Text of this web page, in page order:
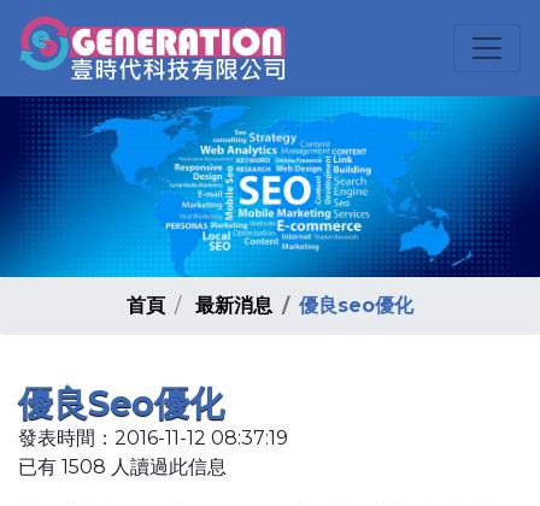
首頁 最新消息 優良seo優化
優良seo優化
發表時間：2016-11-12 08:37:19
已有 1508 人讀過此信息